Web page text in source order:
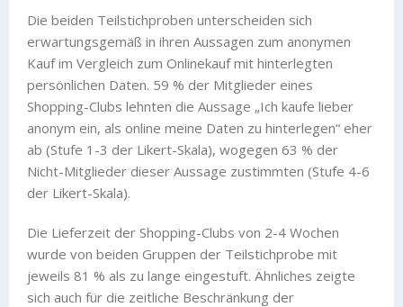
Die beiden Teilstichproben unterscheiden sich
erwartungsgemäß in ihren Aussagen zum anonymen
Kauf im Vergleich zum Onlinekauf mit hinterlegten
persönlichen Daten. 59 % der Mitglieder eines
Shopping-Clubs lehnten die Aussage „Ich kaufe lieber
anonym ein, als online meine Daten zu hinterlegen“ eher
ab (Stufe 1-3 der Likert-Skala), wogegen 63 % der
Nicht-Mitglieder dieser Aussage zustimmten (Stufe 4-6
der Likert-Skala).
Die Lieferzeit der Shopping-Clubs von 2-4 Wochen
wurde von beiden Gruppen der Teilstichprobe mit
jeweils 81 % als zu lange eingestuft. Ähnliches zeigte
sich auch für die zeitliche Beschränkung der